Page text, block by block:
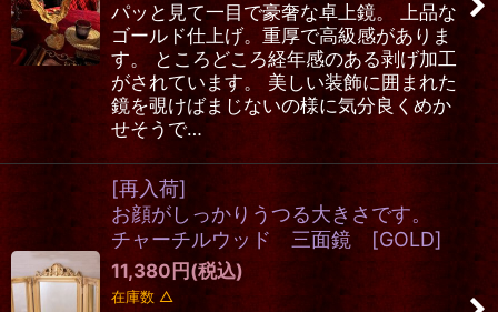
パッと見て一目で豪奢な卓上鏡。 上品な
ゴールド仕上げ。重厚で高級感がありま
す。 ところどころ経年感のある剥げ加工
がされています。 美しい装飾に囲まれた
鏡を覗けばまじないの様に気分良くめか
せそうで…
[再入荷]
お顔がしっかりうつる大きさです。
チャーチルウッド 三面鏡 [GOLD]
11,380 円 (税込)
在庫数 △